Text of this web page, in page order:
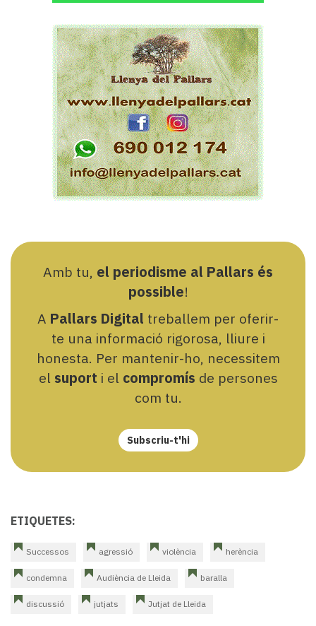
Amb tu, el periodisme al Pallars és
possible!
A Pallars Digital treballem per oferir-
te una informació rigorosa, lliure i
honesta. Per mantenir-ho, necessitem
el suport i el compromís de persones
com tu.
Subscriu-t'hi
ETIQUETES:
Successos agressió violència herència
condemna Audiència de Lleida baralla
discussió jutjats Jutjat de Lleida